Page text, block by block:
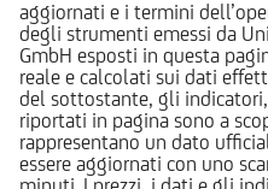
aggiornati e i termini
degli strumenti emessi da
GmbH esposti in questa
reale e calcolati sui dati
del sottostante, gli
riportati in pagina sono a
rappresentano un dato
essere aggiornati con uno